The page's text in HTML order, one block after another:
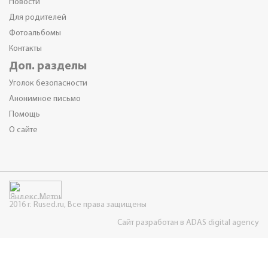
Новости
Для родителей
Фотоальбомы
Контакты
Доп. разделы
Уголок безопасности
Анонимное письмо
Помощь
О сайте
2016 г. Rused.ru, Все права защищены
Сайт разработан в ADAS digital agency